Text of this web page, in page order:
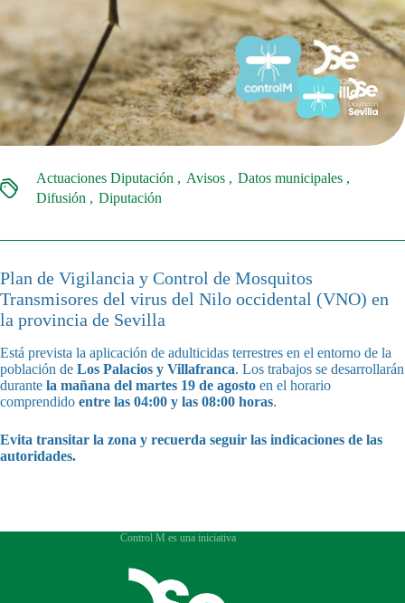
Actuaciones Diputación Avisos
Datos municipales
Difusión
Diputación
Plan de Vigilancia y Control de Mosquitos
Transmisores del virus del Nilo occidental (VNO) en
la provincia de Sevilla
Está prevista la aplicación de adulticidas terrestres en el entorno de la
población de Los Palacios y Villafranca. Los trabajos se desarrollarán
durante la mañana del martes 19 de agosto en el horario
comprendido entre las 04:00 y las 08:00 horas.
Evita transitar la zona y recuerda seguir las indicaciones de las
autoridades.
Control M es una iniciativa